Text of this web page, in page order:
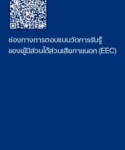
ช่องทางการตอบแบบวัดการรับรู้
ของผู้มีส่วนได้ส่วนเสียภายนอก (EEC)